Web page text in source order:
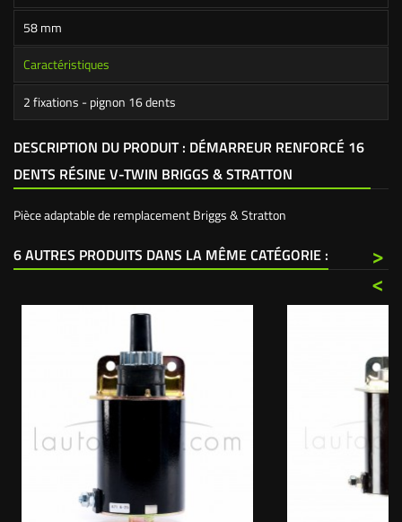
58 mm
Caractéristiques
2 fixations - pignon 16 dents
DESCRIPTION DU PRODUIT : DÉMARREUR RENFORCÉ 16
DENTS RÉSINE V-TWIN BRIGGS & STRATTON
Pièce adaptable de remplacementBriggs & Stratton
6 AUTRES PRODUITS DANS LA MÊME CATÉGORIE :
>
<